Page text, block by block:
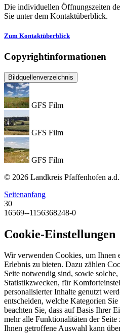
Die individuellen Öffnungszeiten
Sie unter dem Kontaktüberblick.
Zum Kontaktüberblick
Copyrightinformationen
Bildquellenverzeichnis
GFS Film
GFS Film
GFS Film
© 2026 Landkreis Pfaffenhofen
Seitenanfang
30
16569--1156368248-0
Cookie-Einstellungen
Wir verwenden Cookies, um Ihnen
Erlebnis zu bieten. Dazu zählen
Seite notwendig sind, sowie
Statistikzwecken, für
personalisierter Inhalte genutzt
entscheiden, welche Kategorien
beachten Sie, dass auf Basis Ihrer
mehr alle Funktionalitäten der
Ihnen getroffene Auswahl kann